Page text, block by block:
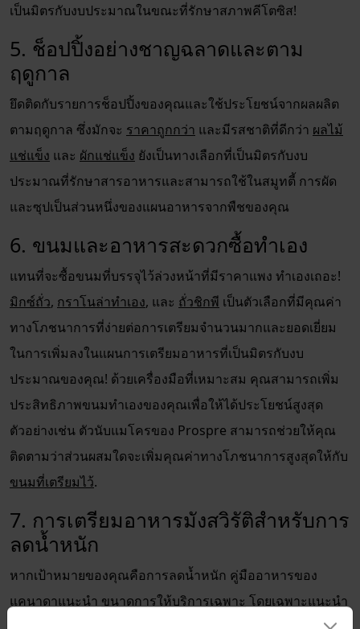
เป็นมิตรกับงบประมาณในขณะที่รักษาสภาพคีโตซิส!
5. ช็อปปิ้งอย่างชาญฉลาดและตาม
ฤดูกาล
ยึดติดกับรายการช็อปปิ้งของคุณและใช้ประโยชน์จากผลผลิต
ตามฤดูกาล ซึ่งมักจะ ราคาถูกกว่า และมีรสชาติที่ดีกว่า ผลไม้
แช่แข็ง และ ผักแช่แข็ง ยังเป็นทางเลือกที่เป็นมิตรกับงบ
ประมาณที่รักษาสารอาหารและสามารถใช้ในสมูทตี้ การผัด
และซุปเป็นส่วนหนึ่งของแผนอาหารจากพืชของคุณ
6. ขนมและอาหารสะดวกซื้อทำเอง
แทนที่จะซื้อขนมที่บรรจุไว้ล่วงหน้าที่มีราคาแพง ทำเองเถอะ!
มิกซ์ถั่ว, กราโนล่าทำเอง, และ ถั่วชิกพี เป็นตัวเลือกที่มีคุณค่า
ทางโภชนาการที่ง่ายต่อการเตรียมจำนวนมากและยอดเยี่ยม
ในการเพิ่มลงในแผนการเตรียมอาหารที่เป็นมิตรกับงบ
ประมาณของคุณ! ด้วยเครื่องมือที่เหมาะสม คุณสามารถเพิ่ม
ประสิทธิภาพขนมทำเองของคุณเพื่อให้ได้ประโยชน์สูงสุด
ตัวอย่างเช่น ตัวนับแมโครของ Prospre สามารถช่วยให้คุณ
ติดตามว่าส่วนผสมใดจะเพิ่มคุณค่าทางโภชนาการสูงสุดให้กับ
ขนมที่เตรียมไว้.
7. การเตรียมอาหารมังสวิรัติสำหรับการ
ลดน้ำหนัก
หากเป้าหมายของคุณคือการลดน้ำหนัก คู่มืออาหารของ
แคนาดาแนะนำ ขนาดการให้บริการเฉพาะ โดยเฉพาะแนะนำ